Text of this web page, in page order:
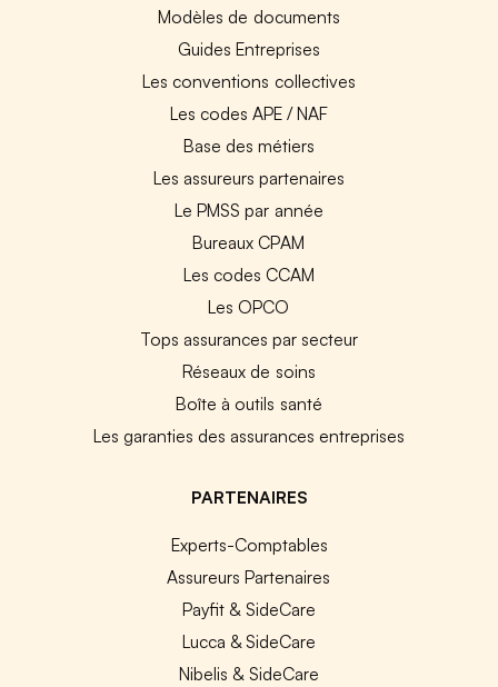
Modèles de documents
Guides Entreprises
Les conventions collectives
Les codes APE / NAF
Base des métiers
Les assureurs partenaires
Le PMSS par année
Bureaux CPAM
Les codes CCAM
Les OPCO
Tops assurances par secteur
Réseaux de soins
Boîte à outils santé
Les garanties des assurances entreprises
PARTENAIRES
Experts-Comptables
Assureurs Partenaires
Payfit & SideCare
Lucca & SideCare
Nibelis & SideCare